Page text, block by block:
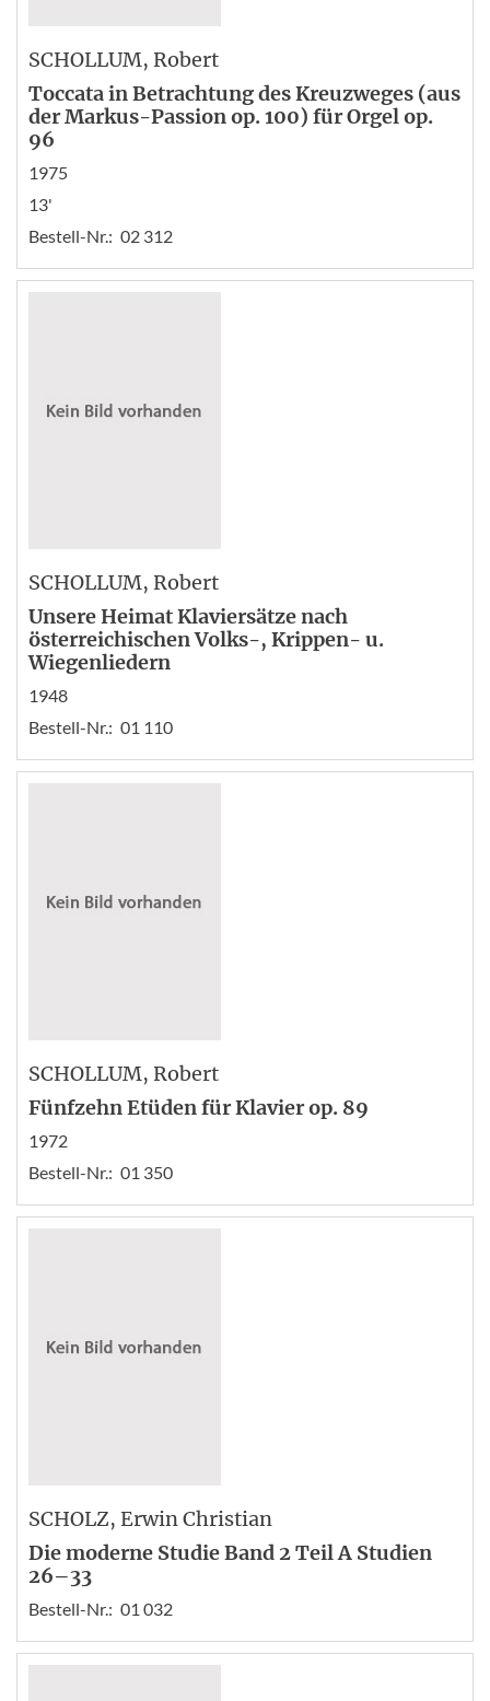
SCHOLLUM, Robert
Toccata in Betrachtung des Kreuzweges (aus
der Markus-Passion op. 100) für Orgel op.
96
1975
13'
Bestell-Nr.: 02 312
SCHOLLUM, Robert
Unsere Heimat Klaviersätze nach
österreichischen Volks-, Krippen- u.
Wiegenliedern
1948
Bestell-Nr.: 01 110
SCHOLLUM, Robert
Fünfzehn Etüden für Klavier op. 89
1972
Bestell-Nr.: 01 350
SCHOLZ, Erwin Christian
Die moderne Studie Band 2 Teil A Studien
26–33
Bestell-Nr.: 01 032